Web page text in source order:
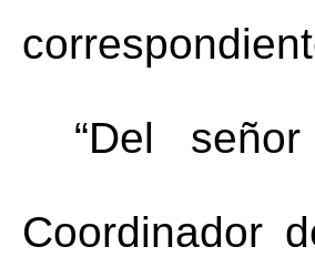
“Del
Coordinador